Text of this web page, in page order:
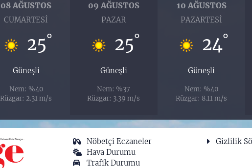
08 AĞUSTOS
CUMARTESI
25°
Güneşli
Nem: %40
Rüzgar: 2.31 m/s
09 AĞUSTOS
PAZAR
25°
Güneşli
Nem: %37
Rüzgar: 3.39 m/s
10 AĞUSTOS
PAZARTESI
24°
Güneşli
Nem: %40
Rüzgar: 8.11 m/s
Nöbetçi Eczaneler
Hava Durumu
Trafik Durumu
Gizlilik